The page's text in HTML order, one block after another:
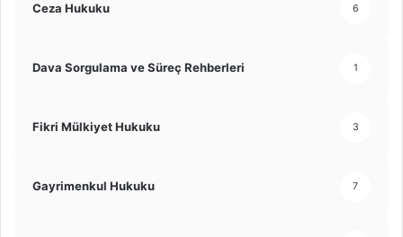
Ceza Hukuku 6
Dava Sorgulama ve Süreç Rehberleri 1
Fikri Mülkiyet Hukuku 3
Gayrimenkul Hukuku 7